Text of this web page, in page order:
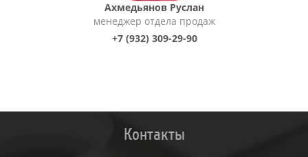
Ахмедьянов Руслан
менеджер отдела продаж
+7 (932) 309-29-90
Контакты